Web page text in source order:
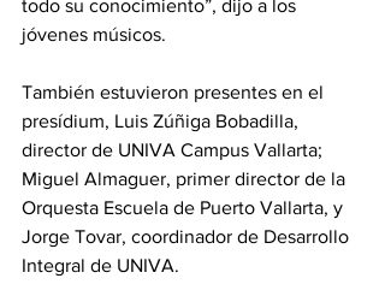
todo su conocimiento”, dijo a los
jóvenes músicos.
También estuvieron presentes en el
presídium, Luis Zúñiga Bobadilla,
director de UNIVA Campus Vallarta;
Miguel Almaguer, primer director de la
Orquesta Escuela de Puerto Vallarta, y
Jorge Tovar, coordinador de Desarrollo
Integral de UNIVA.